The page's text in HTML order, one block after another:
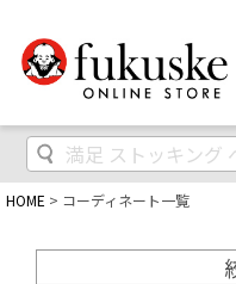
HOME コーディネート一覧